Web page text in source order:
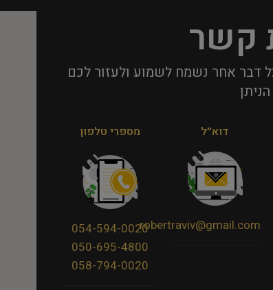
קשר
אחר נשמח לשמוע ולעזור לכם
דוא״ל
robertraviv@gmail.com
מספרי טלפון
054-594-0020
050-695-4800
058-794-0020